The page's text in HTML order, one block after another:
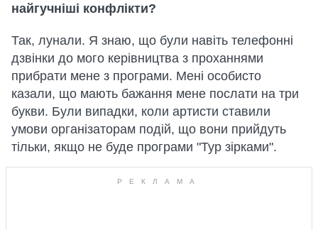
найгучніші конфлікти?
Так, лунали. Я знаю, що були навіть телефонні
дзвінки до мого керівництва з проханнями
прибрати мене з програми. Мені особисто
казали, що мають бажання мене послати на три
букви. Були випадки, коли артисти ставили
умови організаторам подій, що вони прийдуть
тільки, якщо не буде програми "Тур зірками".